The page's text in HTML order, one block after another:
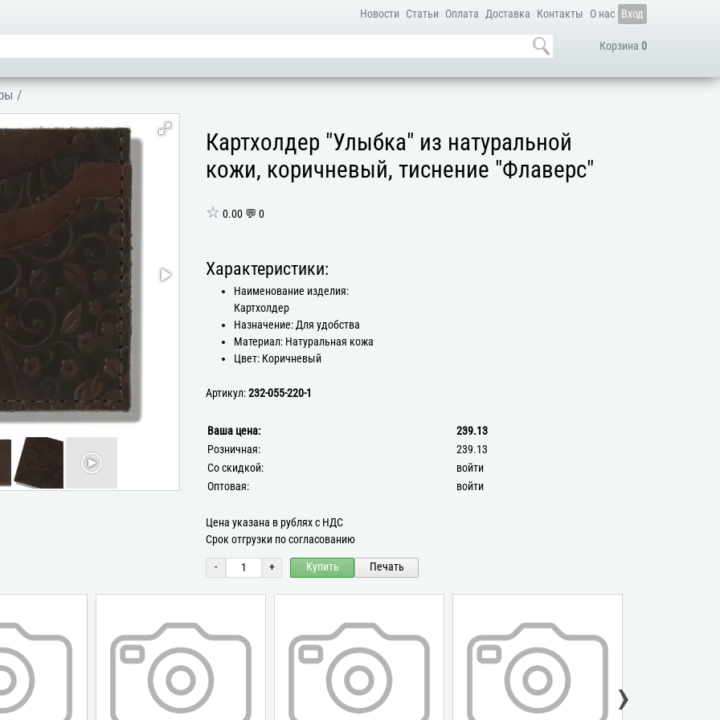
Новости Статьи Оплата Доставка Контакты О нас Вход
Корзина 0
/
Картхолдер "Улыбка" из натуральной
кожи, коричневый, тиснение "Флаверс"
☆ 0.00 💬 0
Характеристики:
Наименование изделия:
Картхолдер
Назначение: Для удобства
Материал: Натуральная кожа
Цвет: Коричневый
Артикул:232-055-220-1
Ваша цена:
239.13
Розничная:
239.13
Со скидкой:
войти
Оптовая:
войти
Цена указана в рублях с НДС
Срок отгрузки по согласованию
- + Купить Печать
›